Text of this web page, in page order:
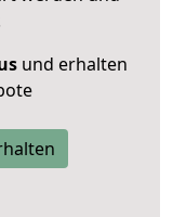
und erhalten